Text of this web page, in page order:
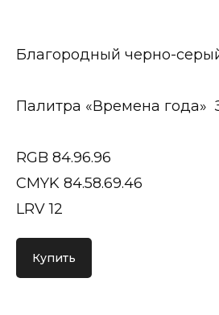
Благородный черно-
Палитра «Времена года»
RGB 84.96.96
CMYK 84.58.69.46
LRV 12
Купить